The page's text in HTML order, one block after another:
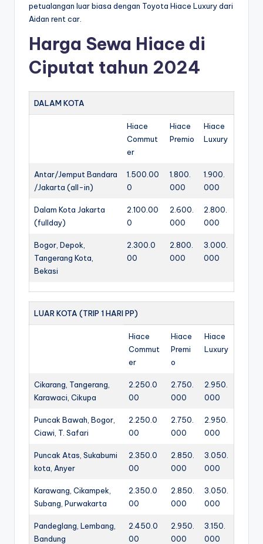
petualangan luar biasa dengan Toyota Hiace Luxury dari
Aidan rent car.
Harga Sewa Hiace di
Ciputat tahun 2024
DALAM KOTA
Hiace
Commut
er
Hiace
Premio
Hiace
Luxury
Antar/Jemput Bandara
/Jakarta (all-in)
1.500.00
0
1.800.
000
1.900.
000
Dalam Kota Jakarta
(fullday)
2.100.00
0
2.600.
000
2.800.
000
Bogor, Depok,
Tangerang Kota,
Bekasi
2.300.0
00
2.800.
000
3.000.
000
LUAR KOTA (TRIP 1 HARI PP)
Hiace
Commut
er
Hiace
Premi
o
Hiace
Luxury
Cikarang, Tangerang,
Karawaci, Cikupa
2.250.0
00
2.750.
000
2.950.
000
Puncak Bawah, Bogor,
Ciawi, T. Safari
2.250.0
00
2.750.
000
2.950.
000
Puncak Atas, Sukabumi
kota, Anyer
2.350.0
00
2.850.
000
3.050.
000
Karawang, Cikampek,
Subang, Purwakarta
2.350.0
00
2.850.
000
3.050.
000
Pandeglang, Lembang,
Bandung
2.450.0
00
2.950.
000
3.150.
000